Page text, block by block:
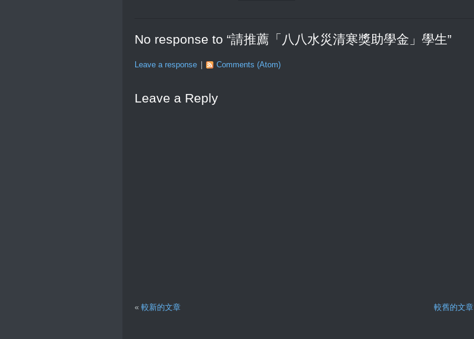
No response to “請推薦「八八水災清寒獎助學金」學生”
Leave a response Comments (Atom)
Leave a Reply
« 較新的文章 較舊的文章